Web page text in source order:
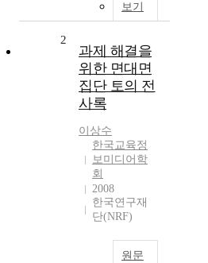
보기
2
과제 해결을
위한 면대면
집단 토의 전
사록
이상수
한국교육정
보미디어학
회
2008
한국연구재
단(NRF)
원문